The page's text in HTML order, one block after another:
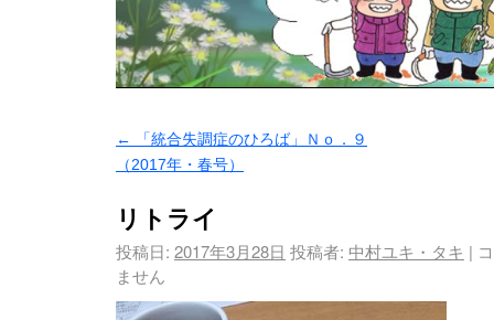
←
「統合失調症のひろば」Ｎｏ．９
（2017年・春号）
リトライ
投稿日: 2017年3月28日 投稿者: 中村ユキ・タキ |
ません